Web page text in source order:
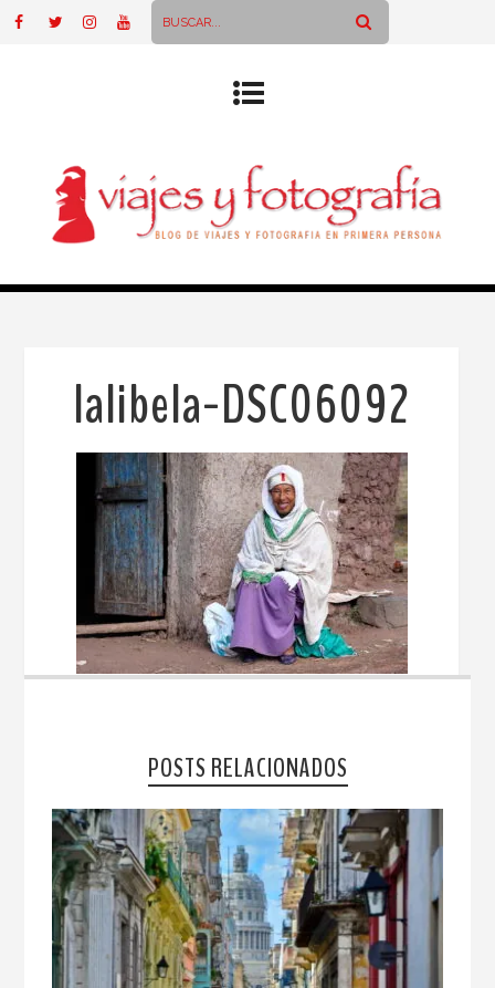
lalibela-DSC06092
POSTS RELACIONADOS